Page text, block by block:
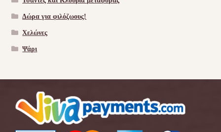
Δώρα για φιλόζωους!
Χελώνες
Ψάρι